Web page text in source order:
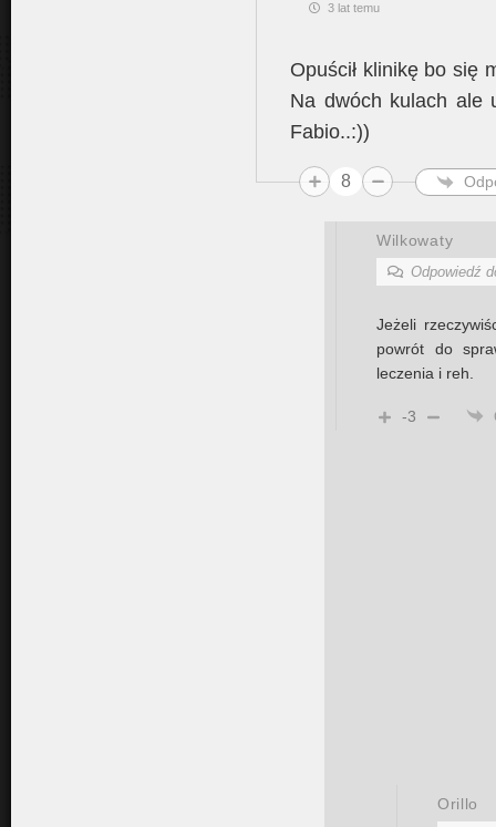
3 lat temu
Opuścił klinikę bo się
Na dwóch kulach ale
Fabio..:))
8
Wilkowaty
Odpowiedź
Jeżeli
powrót do
leczenia i reh.
-3
Orillo